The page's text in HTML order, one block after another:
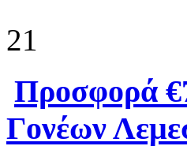
21
Προσφορά
Γονέων